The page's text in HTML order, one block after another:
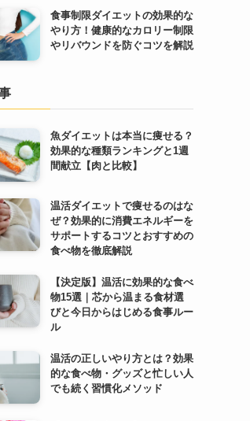
食事制限ダイエットの効果的な
やり方！健康的なカロリー制限
やリバウンドを防ぐコツを解説
魚ダイエットは本当に痩せる？
効果的な種類ランキングと1週
間献立【肉と比較】
温活ダイエットで痩せるのはな
ぜ？効果的に消費エネルギーを
サポートするコツとおすすめの
食べ物を徹底解説
【決定版】温活に効果的な食べ
物15選｜芯から温まる食材選
びと今日からはじめる食事ルー
ル
温活の正しいやり方とは？効果
的な食べ物・グッズと忙しい人
でも続く習慣化メソッド